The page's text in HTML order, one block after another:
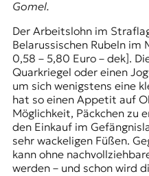
Gomel.
Der Arbeitslohn im
Belarussischen Rubeln
0,58 – 5,80 Euro – dek].
Quarkriegel oder einen
um sich wenigstens eine
hat so einen Appetit auf
Möglichkeit, Päckchen zu
den Einkauf im
sehr wackeligen Füßen.
kann ohne
werden – und schon wird